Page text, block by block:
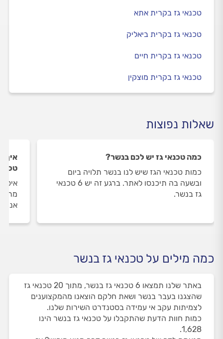
טכנאי גז בקרית אתא
טכנאי גז בקרית ביאליק
טכנאי גז בקרית חיים
טכנאי גז בקרית מוצקין
שאלות נפוצות
כמה טכנאי גז יש לכם בנשר?
כמות טכנאי הגז שיש לנו בנשר תלויה ביום
ובשעה בה תיכנסו לאתר. ברגע זה יש 6 טכנאי
גז בנשר.
איך
אנו
כמה מילים על טכנאי גז בנשר
באתר שלנו תמצאו 6 טכנאי גז בנשר, מתוך 20 טכנאי גז
שהצגנו בעבר בנשר ושאת חלקם הוצאנו מהמקצוענים
לצמיתות עקב אי עמידה בסטנדרט השירות שלנו.
כמות חוות הדעת שהתקבלו על טכנאי גז בנשר הינו
1,628.